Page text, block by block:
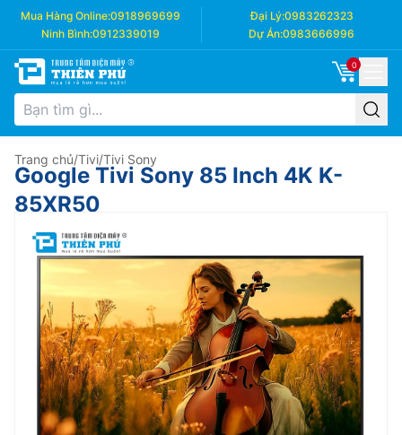
Mua Hàng Online:0918969699 Đại Lý:0983262323
Ninh Bình:0912339019 Dự Án:0983666996
0
Trang chủ/Tivi/Tivi Sony
Google Tivi Sony 85 Inch 4K K-
85XR50